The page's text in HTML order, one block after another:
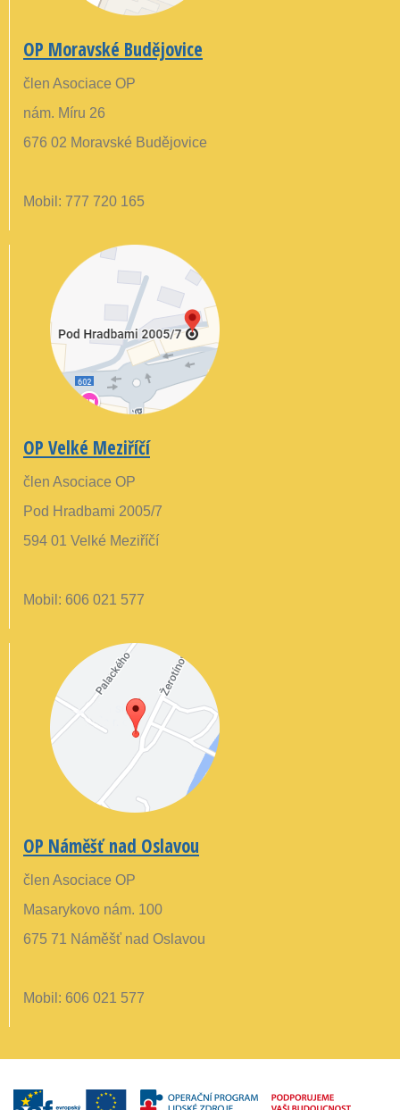
OP Moravské Budějovice
člen Asociace OP
nám. Míru 26
676 02 Moravské Budějovice
Mobil: 777 720 165
OP Velké Meziříčí
člen Asociace OP
Pod Hradbami 2005/7
594 01 Velké Meziříčí
Mobil: 606 021 577
OP Náměšť nad Oslavou
člen Asociace OP
Masarykovo nám. 100
675 71 Náměšť nad Oslavou
Mobil: 606 021 577